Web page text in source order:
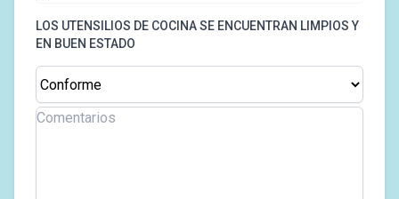
LOS UTENSILIOS DE COCINA SE ENCUENTRAN LIMPIOS Y
EN BUEN ESTADO